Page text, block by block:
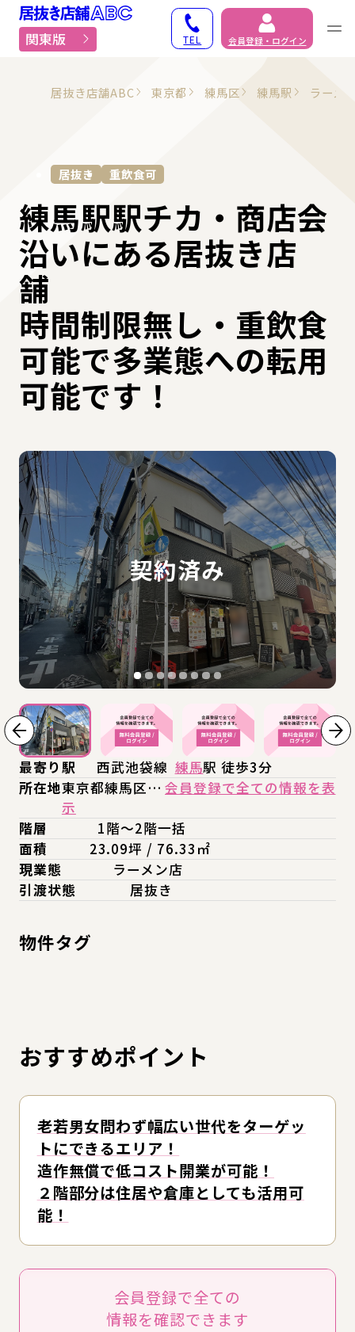
居抜き物件・貸店舗で
関東版 TEL 会員登録・ログイン
居抜き店舗ABC 東京都 練馬区 練馬駅 ラーメ
居抜き 重飲食可
練馬駅駅チカ・商店会
沿いにある居抜き店
舗
時間制限無し・重飲食
可能で多業態への転用
可能です！
最寄り駅 西武池袋線 練馬駅 徒歩3分
所在地東京都練馬区… 会員登録で全ての情報を表
示
階層
1階～2階一括
面積
23.09坪 / 76.33㎡
現業態
ラーメン店
引渡状態
居抜き
物件タグ
おすすめポイント
老若男女問わず幅広い世代をターゲッ
トにできるエリア！
造作無償で低コスト開業が可能！
２階部分は住居や倉庫としても活用可
能！
会員登録で全ての
情報を確認できます